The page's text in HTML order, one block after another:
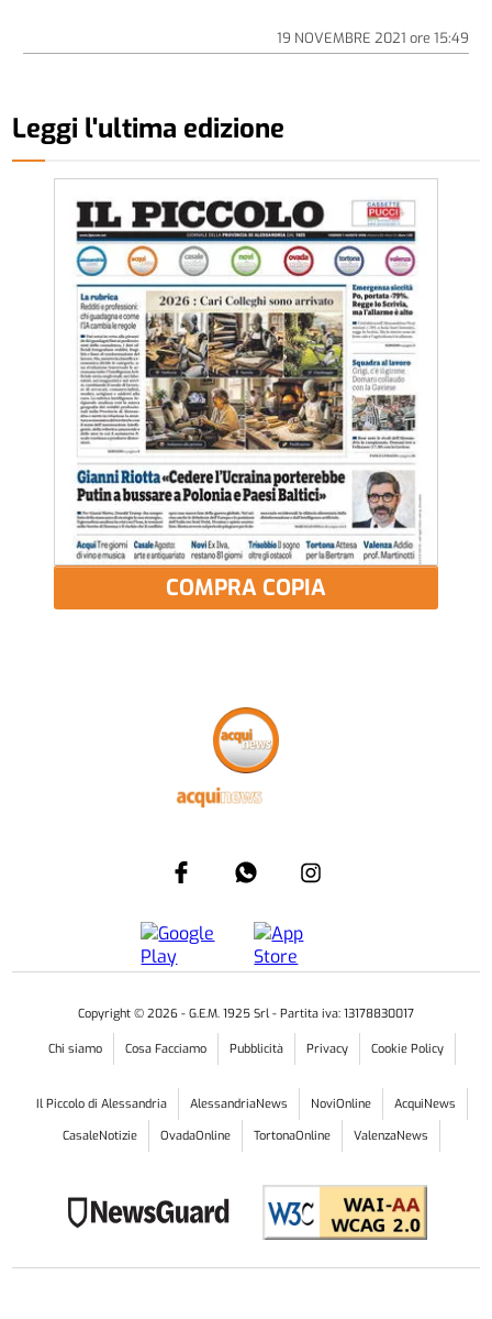
19 NOVEMBRE 2021 ore 15:49
Leggi l'ultima edizione
COMPRA COPIA
Copyright © 2026 - G.E.M. 1925 Srl - Partita iva: 13178830017
Chi siamo Cosa Facciamo Pubblicità Privacy Cookie Policy
Il Piccolo di Alessandria AlessandriaNews NoviOnline
AcquiNews
CasaleNotizie
OvadaOnline TortonaOnline ValenzaNews